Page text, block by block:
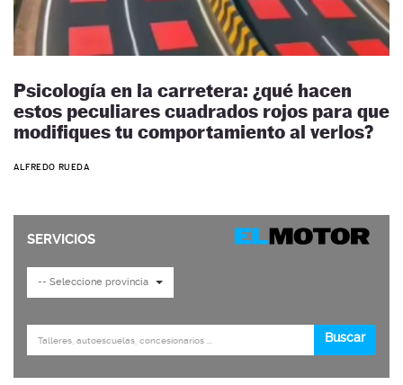
Psicología en la carretera: ¿qué hacen
estos peculiares cuadrados rojos para que
modifiques tu comportamiento al verlos?
ALFREDO RUEDA